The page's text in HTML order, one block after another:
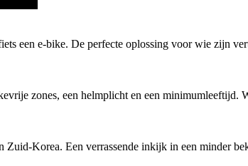
een e-bike. De perfecte oplossing voor wie zijn
zones, een helmplicht en een minimumleeftijd.
Zuid-Korea. Een verrassende inkijk in een minder